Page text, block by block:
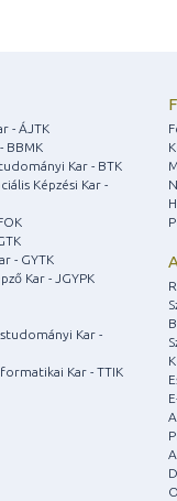
- ÁJTK
BBMK
Kar - BTK
Képzési Kar -
- GYTK
Kar - JGYPK
Kar -
Kar - TTIK